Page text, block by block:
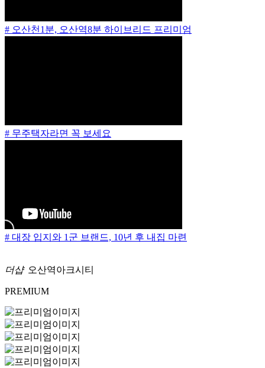
# 오산천1분, 오산역8분 하이브리드 프리미엄
# 무주택자라면 꼭 보세요
# 대장 입지와 1군 브랜드, 10년 후 내집 마련
더샵 오산역아크시티
PREMIUM